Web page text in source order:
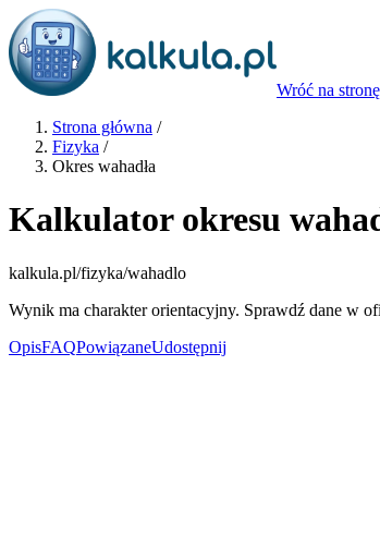
Wróć na
Strona główna /
Fizyka /
Okres wahadła
Kalkulator okresu
kalkula.pl/fizyka/wahadlo
Wynik ma charakter orientacyjny. Sprawdź dane w
OpisFAQPowiązaneUdostępnij